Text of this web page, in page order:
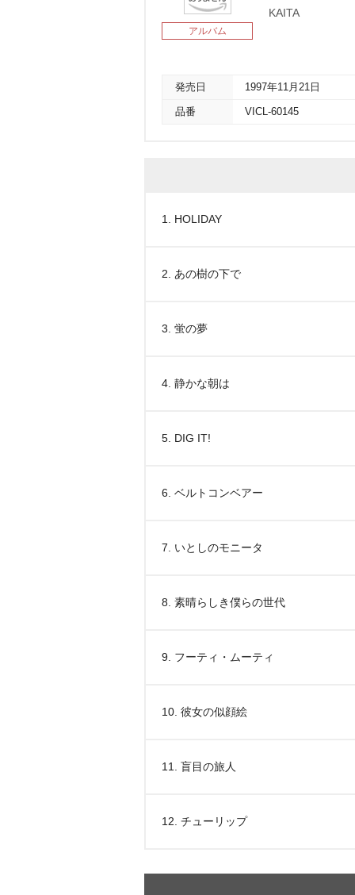
アルバム
KAITA
発売日 1997年11月21日
品番 VICL-60145
1. HOLIDAY
2. あの樹の下で
3. 蛍の夢
4. 静かな朝は
5. DIG IT!
6. ベルトコンベアー
7. いとしのモニータ
8. 素晴らしき僕らの世代
9. フーティ・ムーティ
10. 彼女の似顔絵
11. 盲目の旅人
12. チューリップ